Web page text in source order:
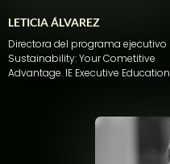
LETICIA ÁLVAREZ
Directora del programa ejecutivo
Sustainability: Your Cometitive
Advantage. IE Executive Education